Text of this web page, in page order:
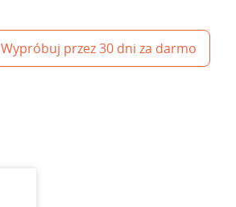
Wypróbuj przez 30 dni za darmo